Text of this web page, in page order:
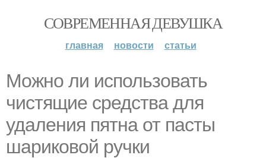
СОВРЕМЕННАЯ ДЕВУШКА
главная новости статьи
Можно ли использовать
чистящие средства для
удаления пятна от пасты
шариковой ручки